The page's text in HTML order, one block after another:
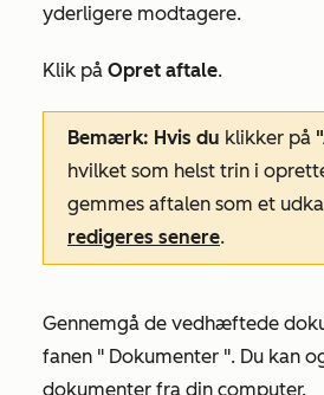
yderligere modtagere.
Klik på Opret aftale.
Bemærk: Hvis du klikker på
hvilket som helst trin i
gemmes aftalen som et
redigeres senere.
Gennemgå de vedhæftede
fanen " Dokumenter ". Du kan
dokumenter fra din computer.